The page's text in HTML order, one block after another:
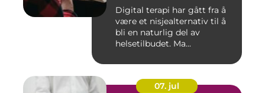
Digital terapi har gått fra å
være et nisjealternativ til å
bli en naturlig del av
helsetilbudet. Ma...
07. jul